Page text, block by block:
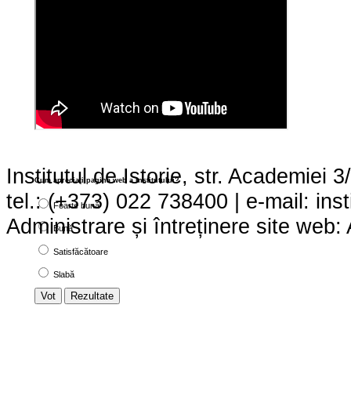
Cum apreciaţi pagina web a institutului?
Foarte bună
Bună
Satisfăcătoare
Slabă
Institutul de Istorie, str. Academiei
tel.: (+373) 022 738400 | e-mail:
Administrare și întreținere site web: